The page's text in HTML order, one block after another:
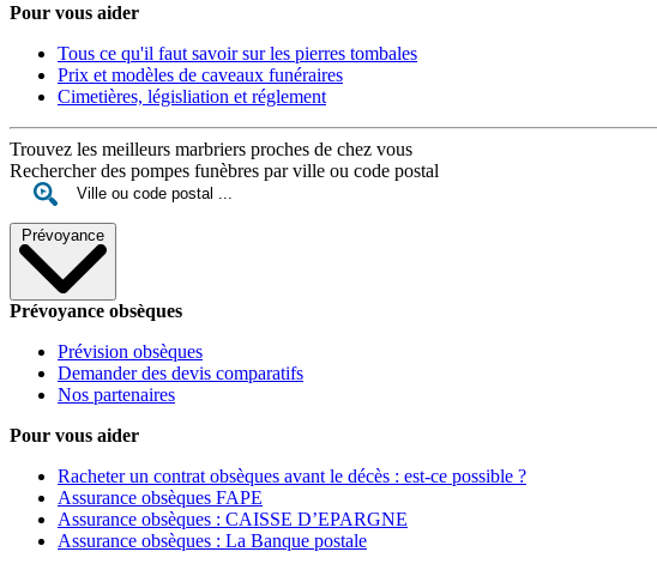
Pour vous aider
Tous ce qu'il faut savoir sur les pierres tombales
Prix et modèles de caveaux funéraires
Cimetières, législiation et réglement
Trouvez les meilleurs marbriers proches de chez vous
Rechercher des pompes funèbres par ville ou code postal
Prévoyance
Prévoyance obsèques
Prévision obsèques
Demander des devis comparatifs
Nos partenaires
Pour vous aider
Racheter un contrat obsèques avant le décès : est-ce possible ?
Assurance obsèques FAPE
Assurance obsèques : CAISSE D’EPARGNE
Assurance obsèques : La Banque postale